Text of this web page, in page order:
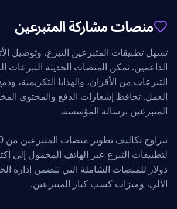
منصات مشاركة المتبرعين
تسهل تطبيقات المتبرعين التبرع، وتوصيل
الداعمين. تمكن المنصات الحديثة التبرعات
التبرعات من الأقران، والهدايا التكريمية،
العمل. تحافظ إشعارات الدفع والمحتوى
المتبرعين برسالة المؤسسة.
دولار للمنصات الشاملة التي تتضمن إدارة
الآلي، وميزات كسب كبار المتبرعين.